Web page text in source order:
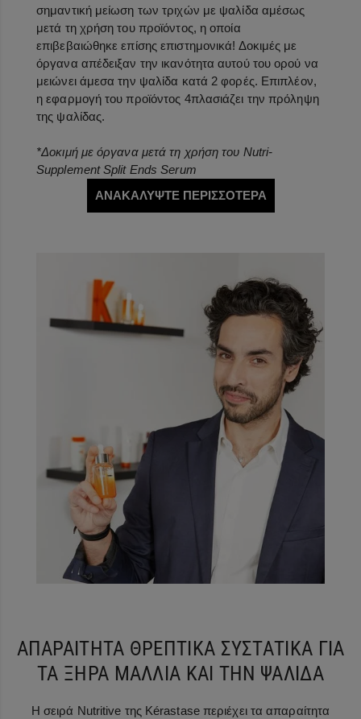
σημαντική μείωση των τριχών με ψαλίδα αμέσως
μετά τη χρήση του προϊόντος, η οποία
επιβεβαιώθηκε επίσης επιστημονικά! Δοκιμές με
όργανα απέδειξαν την ικανότητα αυτού του ορού να
μειώνει άμεσα την ψαλίδα κατά 2 φορές. Επιπλέον,
η εφαρμογή του προϊόντος 4πλασιάζει την πρόληψη
της ψαλίδας.
*Δοκιμή με όργανα μετά τη χρήση του Nutri-
Supplement Split Ends Serum
ΑΝΑΚΑΛΥΨΤΕ ΠΕΡΙΣΣΟΤΕΡΑ
ΑΠΑΡΑΙΤΗΤΑ ΘΡΕΠΤΙΚΑ ΣΥΣΤΑΤΙΚΑ ΓΙΑ
ΤΑ ΞΗΡΑ ΜΑΛΛΙΑ ΚΑΙ ΤΗΝ ΨΑΛΙΔΑ
Η σειρά Nutritive της Kérastase περιέχει τα απαραίτητα